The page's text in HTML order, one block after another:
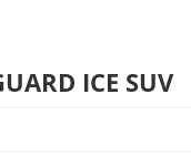
ICE SUV